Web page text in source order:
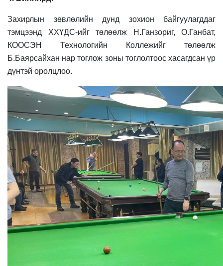
Захирлын зөвлөлийн дунд зохион байгуулагддаг
тэмцээнд ХХҮДС-ийг төлөөлж Н.Ганзориг, О.Ганбат,
КООСЭН Технологийн Коллежийг төлөөлж
Б.Баярсайхан нар тоглож зоны тоглолтоос хасагдсан үр
дүнтэй оролцлоо.